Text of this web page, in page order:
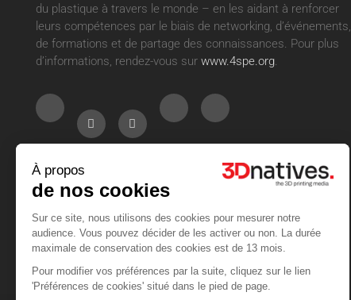
À propos
de nos cookies
Sur ce site, nous utilisons des cookies pour mesurer notre
audience. Vous pouvez décider de les activer ou non. La durée
maximale de conservation des cookies est de 13 mois.
Pour modifier vos préférences par la suite, cliquez sur le lien
'Préférences de cookies' situé dans le pied de page.
du plastique à travers le monde – en les aidant à renforcer
leurs compétences par le biais de networking, d’événements,
de formations et de partage des connaissances. Pour plus
d’informations, rendez-vous sur www.4spe.org.